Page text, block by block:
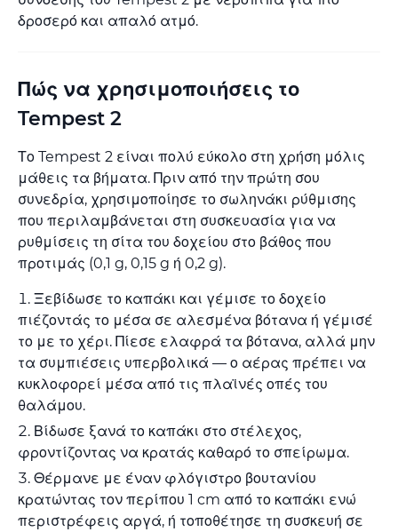
δροσερό και απαλό ατμό.
Πώς να χρησιμοποιήσεις το
Tempest 2
Το Tempest 2 είναι πολύ εύκολο στη χρήση μόλις
μάθεις τα βήματα. Πριν από την πρώτη σου
συνεδρία, χρησιμοποίησε το σωληνάκι ρύθμισης
που περιλαμβάνεται στη συσκευασία για να
ρυθμίσεις τη σίτα του δοχείου στο βάθος που
προτιμάς (0,1 g, 0,15 g ή 0,2 g).
Ξεβίδωσε το καπάκι και γέμισε το δοχείο
πιέζοντάς το μέσα σε αλεσμένα βότανα ή γέμισέ
το με το χέρι. Πίεσε ελαφρά τα βότανα, αλλά μην
τα συμπιέσεις υπερβολικά — ο αέρας πρέπει να
κυκλοφορεί μέσα από τις πλαϊνές οπές του
θαλάμου.
Βίδωσε ξανά το καπάκι στο στέλεχος,
φροντίζοντας να κρατάς καθαρό το σπείρωμα.
Θέρμανε με έναν φλόγιστρο βουτανίου
κρατώντας τον περίπου 1 cm από το καπάκι ενώ
περιστρέφεις αργά, ή τοποθέτησε τη συσκευή σε